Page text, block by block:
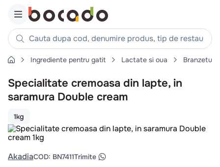
Cauta dupa cod, denumire produs, tip de restaurant,
Căutări populare
1. cartofi
2. piept pui
. pui
4. chifle
6. coaste
Ingrediente pentru gatit Lactate si oua Branzeturi
Specialitate cremoasa din lapte, in
saramura Double cream
1kg
AkadiaCOD: BN7411Trimite